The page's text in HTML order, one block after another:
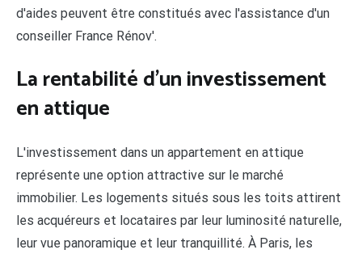
d'aides peuvent être constitués avec l'assistance d'un
conseiller France Rénov'.
La rentabilité d'un investissement
en attique
L'investissement dans un appartement en attique
représente une option attractive sur le marché
immobilier. Les logements situés sous les toits attirent
les acquéreurs et locataires par leur luminosité naturelle,
leur vue panoramique et leur tranquillité. À Paris, les